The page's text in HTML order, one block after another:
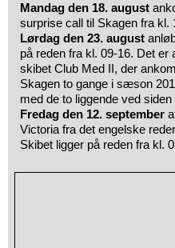
Mandag den 18. august
surprise call til Skagen fra kl.
Lørdag den 23. august
på reden fra kl. 09-16. Det
skibet Club Med II, der
Skagen to gange i sæson
med de to liggende ved
Fredag den 12. september
Victoria fra det engelske
Skibet ligger på reden fra kl.